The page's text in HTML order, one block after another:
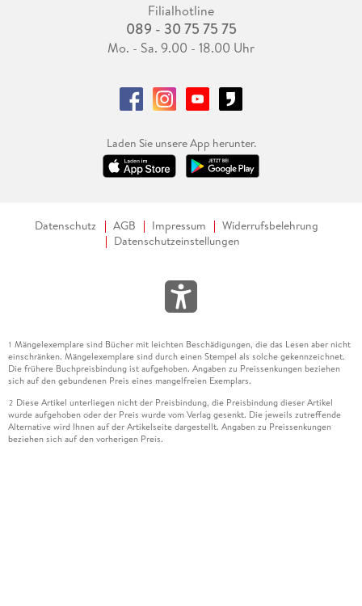
Filialhotline
089 - 30 75 75 75
Mo. - Sa. 9.00 - 18.00 Uhr
Laden Sie unsere App herunter.
Datenschutz AGB Impressum
Widerrufsbelehrung
Datenschutzeinstellungen
1 Mängelexemplare sind Bücher mit leichten Beschädigungen, die das Lesen aber nicht
einschränken. Mängelexemplare sind durch einen Stempel als solche gekennzeichnet.
Die frühere Buchpreisbindung ist aufgehoben. Angaben zu Preissenkungen beziehen
sich auf den gebundenen Preis eines mangelfreien Exemplars.
2 Diese Artikel unterliegen nicht der Preisbindung, die Preisbindung dieser Artikel
wurde aufgehoben oder der Preis wurde vom Verlag gesenkt. Die jeweils zutreffende
Alternative wird Ihnen auf der Artikelseite dargestellt. Angaben zu Preissenkungen
beziehen sich auf den vorherigen Preis.